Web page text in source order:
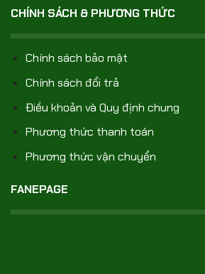
CHÍNH SÁCH & PHƯƠNG THỨC
Chính sách bảo mật
Chính sách đổi trả
Điều khoản và Quy định chung
Phương thức thanh toán
Phương thức vận chuyển
FANEPAGE